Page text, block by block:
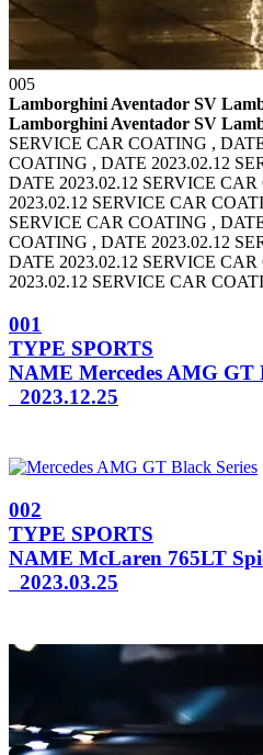
005
Lamborghini Aventador SV
Lamborghini Aventador SV
SERVICE CAR COATING ,
COATING , DATE 2023.02.12
DATE 2023.02.12 SERVICE
2023.02.12 SERVICE CAR
SERVICE CAR COATING ,
COATING , DATE 2023.02.12
DATE 2023.02.12 SERVICE
2023.02.12 SERVICE CAR
001
TYPE SPORTS
NAME Mercedes AMG GT
2023.12.25
002
TYPE SPORTS
NAME McLaren 765LT
2023.03.25